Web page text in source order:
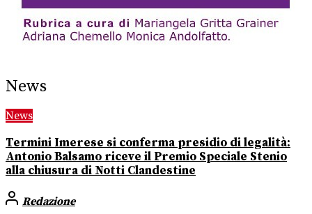
News
News
Termini Imerese si conferma presidio di legalità:
Antonio Balsamo riceve il Premio Speciale Stenio
alla chiusura di Notti Clandestine
Redazione